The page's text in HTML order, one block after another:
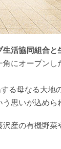
活協同組合と
角にオープンし
る母なる大地
思いが込めら
沢産の有機野菜